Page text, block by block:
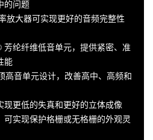
的问题
放大器可实现更好的音频完整性
纶纤维低音单元，提供紧密、准
能
高音单元设计，改善高中、高频和
现更低的失真和更好的立体成像
可实现保护格栅或无格栅的外观灵